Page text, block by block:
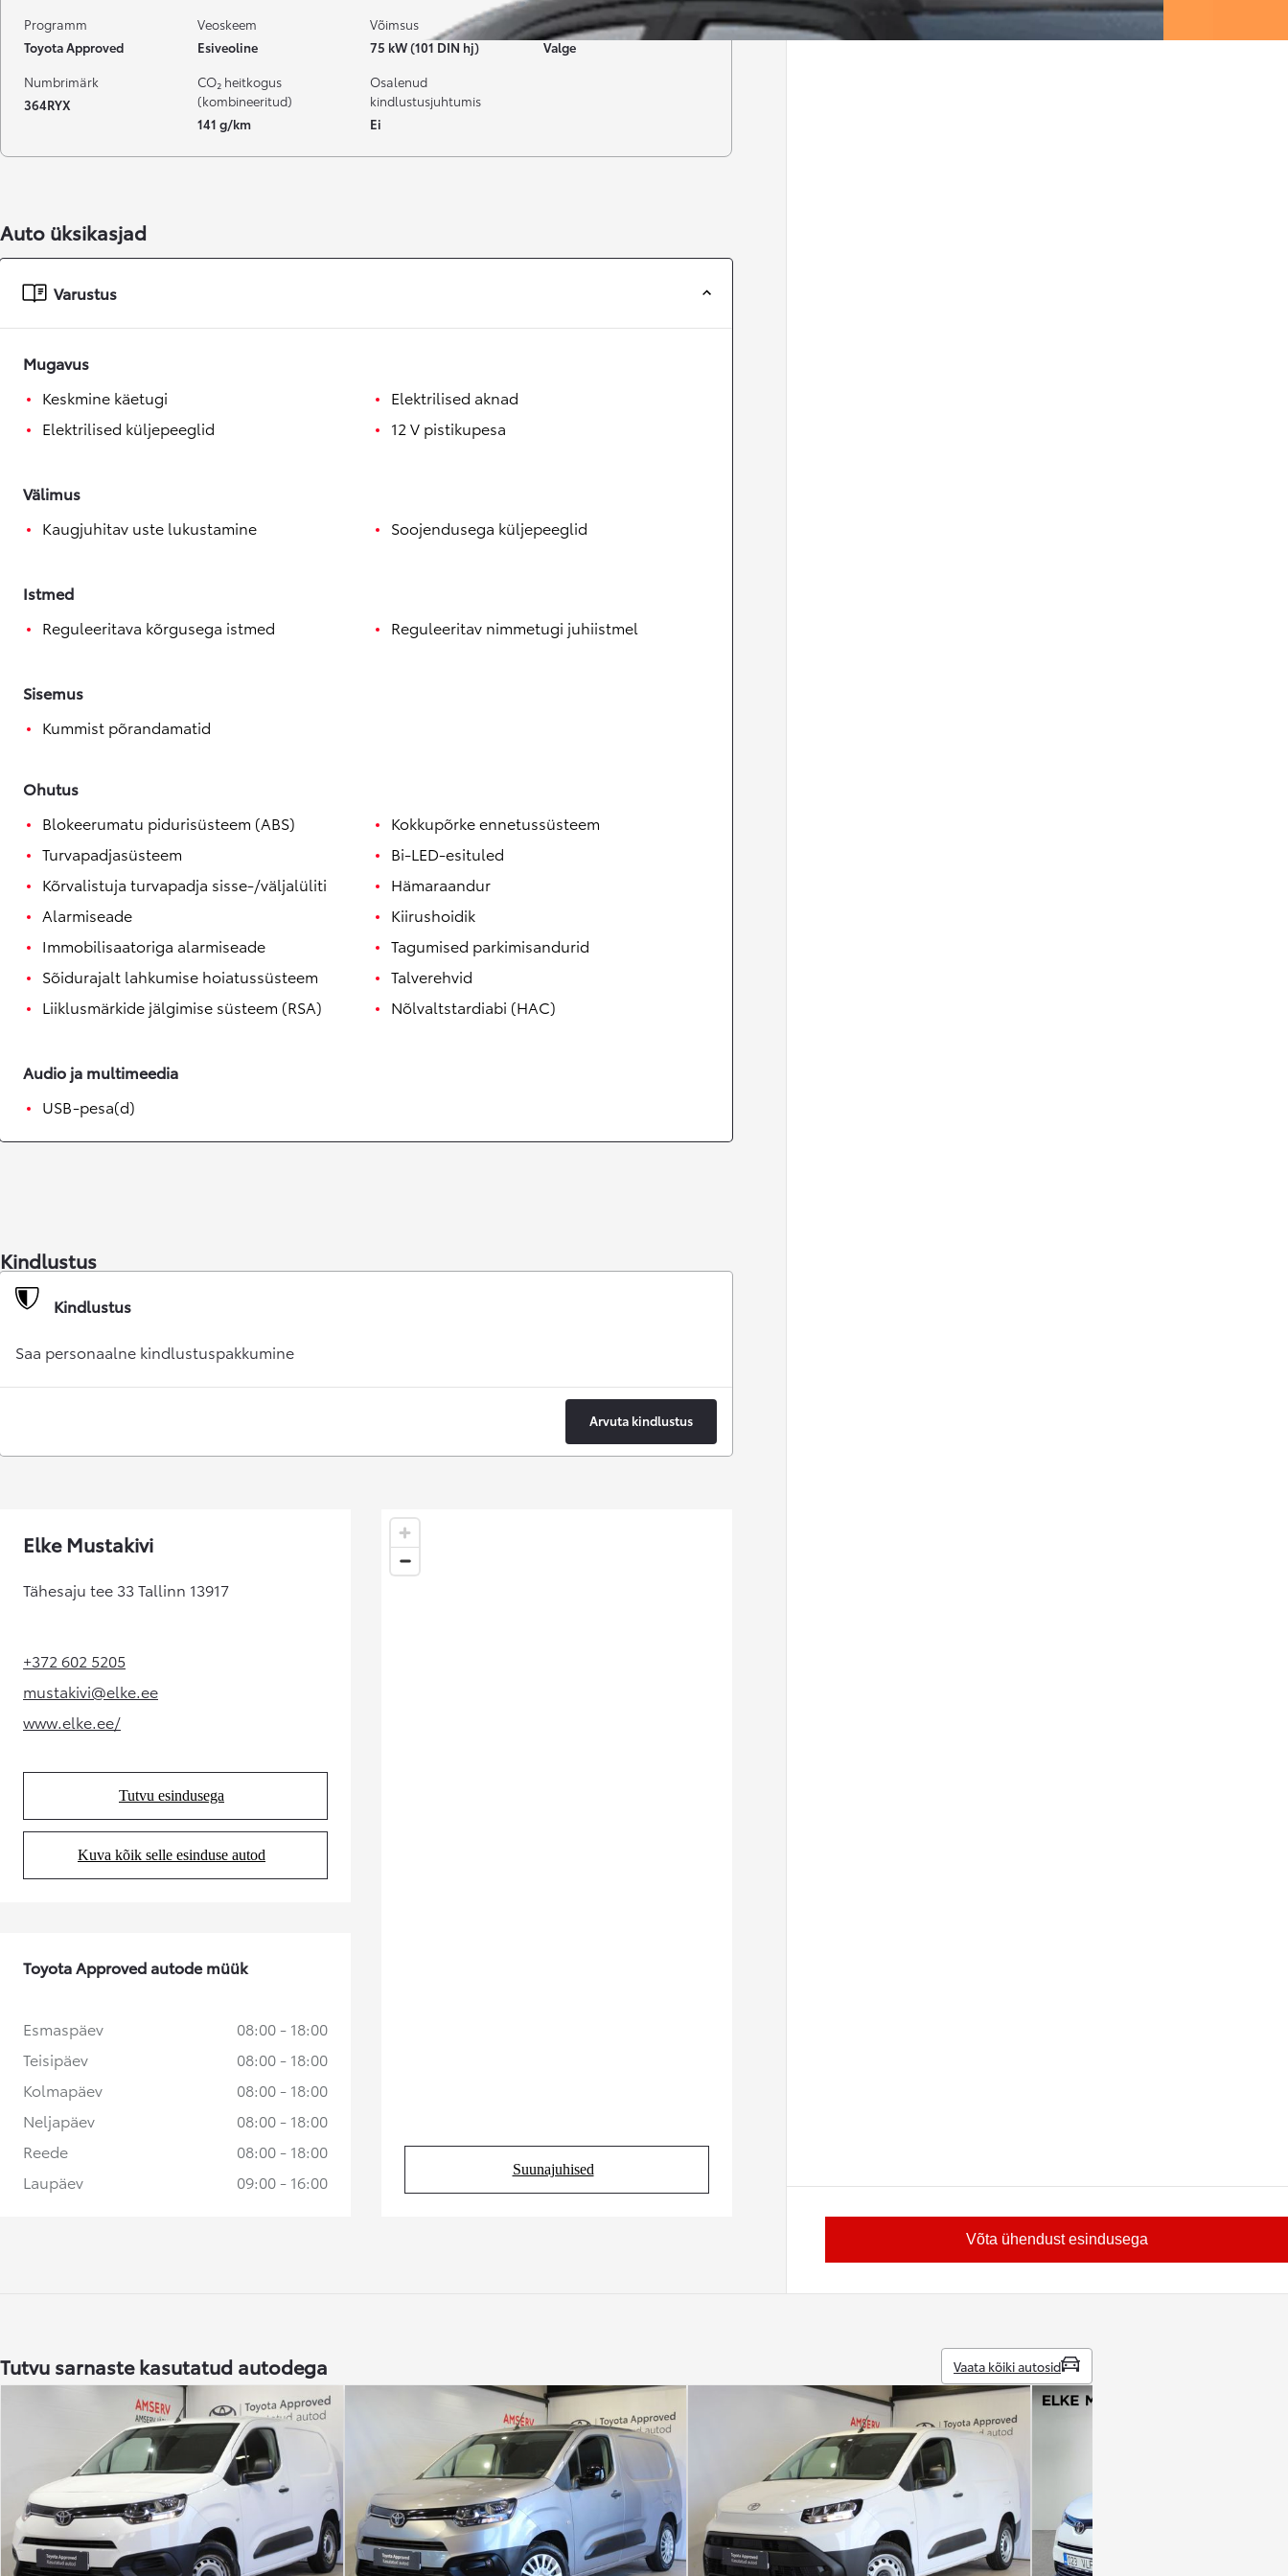
Alates 24 900 €
Alates
Võta ühendust esindusega
Programm
Toyota Approved
Veoskeem
Esiveoline
Võimsus
75 kW (101 DIN hj)
Värv
Valge
Numbrimärk
364RYX
CO₂ heitkogus
(kombineeritud)
141 g/km
Osalenud
kindlustusjuhtumis
Ei
Auto üksikasjad
Varustus
Mugavus
Keskmine käetugi
Elektrilised küljepeeglid
Elektrilised aknad
12 V pistikupesa
Välimus
Kaugjuhitav uste lukustamine
Soojendusega küljepeeglid
Istmed
Reguleeritava kõrgusega istmed
Reguleeritav nimmetugi juhiistmel
Sisemus
Kummist põrandamatid
Ohutus
Blokeerumatu pidurisüsteem (ABS)
Turvapadjasüsteem
Kõrvalistuja turvapadja sisse-/väljalüliti
Alarmiseade
Immobilisaatoriga alarmiseade
Sõidurajalt lahkumise hoiatussüsteem
Liiklusmärkide jälgimise süsteem (RSA)
Kokkupõrke ennetussüsteem
Bi-LED-esituled
Hämaraandur
Kiirushoidik
Tagumised parkimisandurid
Talverehvid
Nõlvaltstardiabi (HAC)
Audio ja multimeedia
USB-pesa(d)
Kindlustus
Kindlustus
Saa personaalne kindlustuspakkumine
Arvuta kindlustus
Elke Mustakivi
Tähesaju tee 33 Tallinn 13917
+372 602 5205(Opens in new tab)
mustakivi@elke.ee
(Opens in new tab)
www.elke.ee/(Opens in new tab)
Tutvu esindusega
(Opens in new tab)
Kuva kõik selle esinduse autod
(Opens in new tab)
Suunajuhised
(Opens in new tab)
Toyota Approved autode müük
Esmaspäev
08:00 - 18:00
Teisipäev
08:00 - 18:00
Kolmapäev
08:00 - 18:00
Neljapäev
08:00 - 18:00
Reede
08:00 - 18:00
Laupäev
09:00 - 16:00
Tutvu sarnaste kasutatud autodega Vaata kõiki autosid